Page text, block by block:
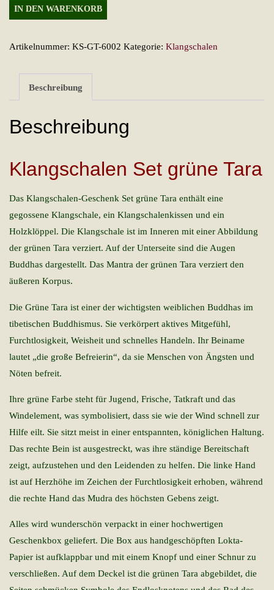
Klangschalen-
Set
Menge
IN DEN WARENKORB
Artikelnummer:KS-GT-6002 Kategorie:Klangschalen
Beschreibung
Beschreibung
Klangschalen Set grüne Tara
Das Klangschalen-Geschenk Set grüne Tara enthält eine
gegossene Klangschale, ein Klangschalenkissen und ein
Holzklöppel. Die Klangschale ist im Inneren mit einer Abbildung
der grünen Tara verziert. Auf der Unterseite sind die Augen
Buddhas dargestellt. Das Mantra der grünen Tara verziert den
äußeren Korpus.
Die Grüne Tara ist einer der wichtigsten weiblichen Buddhas im
tibetischen Buddhismus. Sie verkörpert aktives Mitgefühl,
Furchtlosigkeit, Weisheit und schnelles Handeln. Ihr Beiname
lautet „die große Befreierin“, da sie Menschen von Ängsten und
Nöten befreit.
Ihre grüne Farbe steht für Jugend, Frische, Tatkraft und das
Windelement, was symbolisiert, dass sie wie der Wind schnell zur
Hilfe eilt. Sie sitzt meist in einer entspannten, königlichen Haltung.
Das rechte Bein ist ausgestreckt, was ihre ständige Bereitschaft
zeigt, aufzustehen und den Leidenden zu helfen. Die linke Hand
ist auf Herzhöhe im Zeichen der Furchtlosigkeit erhoben, während
die rechte Hand das Mudra des höchsten Gebens zeigt.
Alles wird wunderschön verpackt in einer hochwertigen
Geschenkbox geliefert. Die Box aus handgeschöpften Lokta-
Papier ist aufklappbar und mit einem Knopf und einer Schnur zu
verschließen. Auf dem Deckel ist die grünen Tara abgebildet, die